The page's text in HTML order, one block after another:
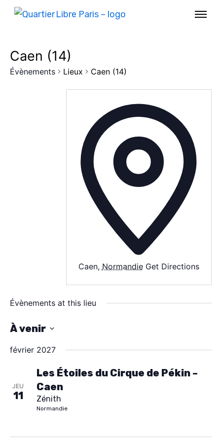
AGENDA
SPECTACLE
À PROPOS
CONTACT
Caen (14)
Évènements Lieux Caen (14)
Caen, Normandie Get Directions
Évènements at this lieu
À venir
e
février 2027
JEU
11
Les Étoiles du Cirque de Pékin –
Caen
Zénith
Normandie